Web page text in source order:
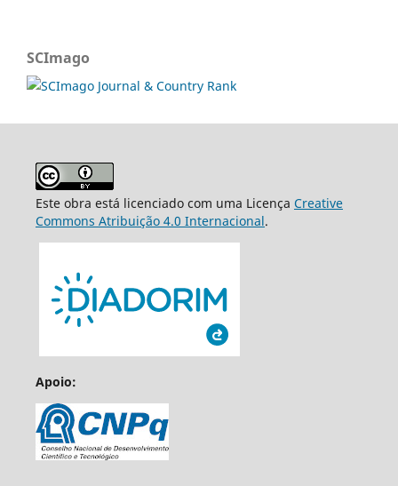
SCImago
Este obra está licenciado com uma Licença Creative
Commons Atribuição 4.0 Internacional.
Apoio: